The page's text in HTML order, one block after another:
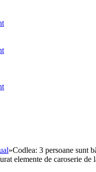
»Codlea: 3 persoane sunt
elemente de caroserie de